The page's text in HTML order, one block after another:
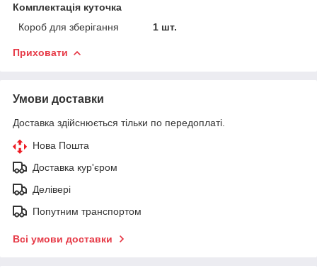
Комплектація куточка
Короб для зберігання
1 шт.
Приховати
Умови доставки
Доставка здійснюється тільки по передоплаті.
Нова Пошта
Доставка кур'єром
Делівері
Попутним транспортом
Всі умови доставки